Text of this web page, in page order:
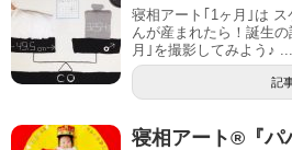
寝相アート｢1ヶ月｣は
んが産まれたら！誕生
月｣を撮影してみよう♪ ...
記
寝相アート®︎『パ